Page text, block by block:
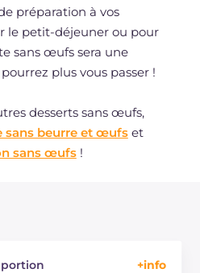
préparation à vos
le petit-déjeuner ou pour
sans œufs sera une
plus vous passer !
desserts sans œufs,
sans beurre et œufset
sans œufs!